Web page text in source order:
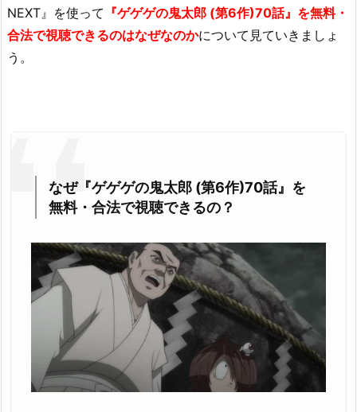
NEXT』を使って 『ゲゲゲの鬼太郎 (第6作)70話』を無料・
合法で視聴できるのはなぜなのかについて見ていきましょ
う。
なぜ『ゲゲゲの鬼太郎 (第6作)70話』を
無料・合法で視聴できるの？